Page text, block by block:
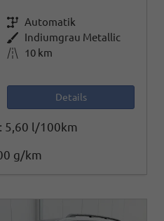
Getriebe Automatik
Außenfarbe Indiumgrau Metallic
Kilometerstand
10 km
Details
5,60 l/100km
g/km